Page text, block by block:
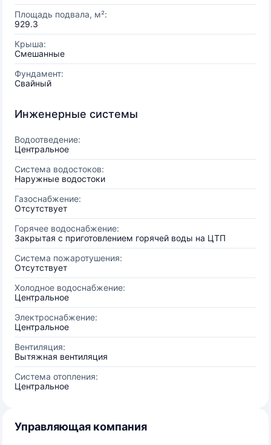
Площадь подвала, м²:
929.3
Крыша:
Смешанные
Фундамент:
Свайный
Инженерные системы
Водоотведение:
Центральное
Система водостоков:
Наружные водостоки
Газоснабжение:
Отсутствует
Горячее водоснабжение:
Закрытая с приготовлением горячей воды на ЦТП
Система пожаротушения:
Отсутствует
Холодное водоснабжение:
Центральное
Электроснабжение:
Центральное
Вентиляция:
Вытяжная вентиляция
Система отопления:
Центральное
Управляющая компания